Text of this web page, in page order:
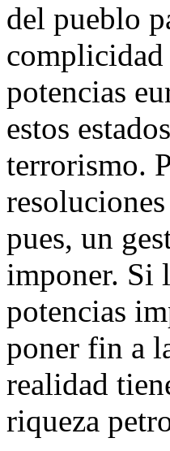
del pueblo
complicidad
potencias
estos
terrorismo.
pues, un
imponer. Si
potencias
poner fin a
realidad
riqueza